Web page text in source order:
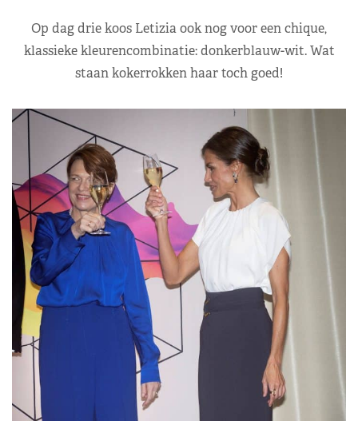
Op dag drie koos Letizia ook nog voor een chique,
klassieke kleurencombinatie: donkerblauw-wit. Wat
staan kokerrokken haar toch goed!